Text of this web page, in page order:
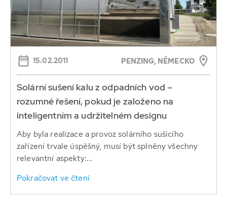
15.02.2011 PENZING, NĚMECKO
Solární sušení kalu z odpadních vod –
rozumné řešení, pokud je založeno na
inteligentním a udržitelném designu
Aby byla realizace a provoz solárního sušicího
zařízení trvale úspěšný, musí být splněny všechny
relevantní aspekty:...
Pokračovat ve čtení